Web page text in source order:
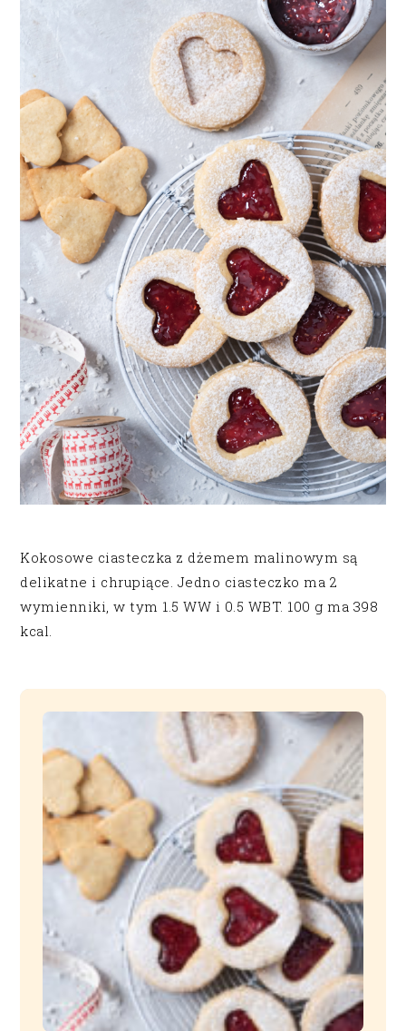
Kokosowe ciasteczka z dżemem malinowym są
delikatne i chrupiące. Jedno ciasteczko ma 2
wymienniki, w tym 1.5 WW i 0.5 WBT. 100 g ma 398
kcal.